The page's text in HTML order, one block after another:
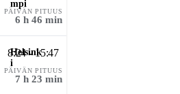
PÄIVÄN PITUUS
6 h 46 min
8:24 - 15:47
PÄIVÄN PITUUS
7 h 23 min